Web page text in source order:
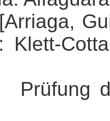
Klett-
der